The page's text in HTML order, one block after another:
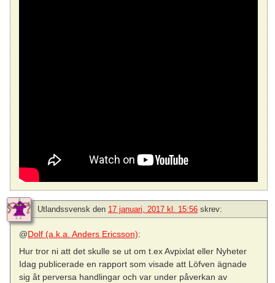
Utlandssvensk den 17 januari, 2017 kl. 15:56 skrev:
@Dolf (a.k.a. Anders Ericsson):
Hur tror ni att det skulle se ut om t.ex Avpixlat eller Nyheter
Idag publicerade en rapport som visade att Löfven ägnade
sig åt perversa handlingar och var under påverkan av